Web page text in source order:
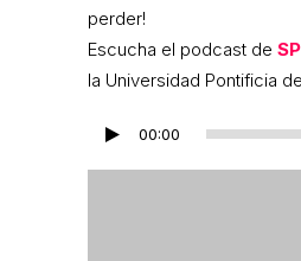
perder!
Escucha el podcast de
la Universidad Pontificia
Reproductor
de
00:00